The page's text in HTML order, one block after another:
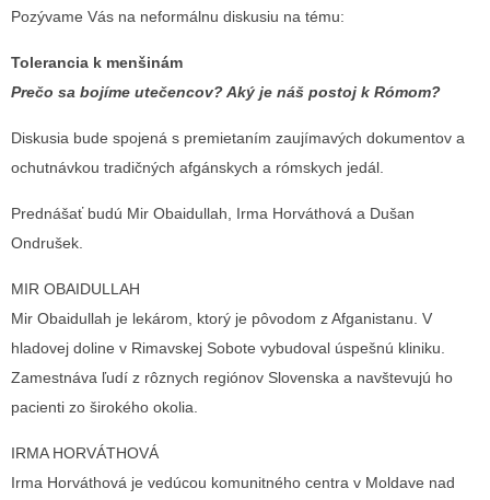
Pozývame Vás na neformálnu diskusiu na tému:
Tolerancia k menšinám
Prečo sa bojíme utečencov? Aký je náš postoj k Rómom?
Diskusia bude spojená s premietaním zaujímavých dokumentov a
ochutnávkou tradičných afgánskych a rómskych jedál.
Prednášať budú Mir Obaidullah, Irma Horváthová a Dušan
Ondrušek.
MIR OBAIDULLAH
Mir Obaidullah je lekárom, ktorý je pôvodom z Afganistanu. V
hladovej doline v Rimavskej Sobote vybudoval úspešnú kliniku.
Zamestnáva ľudí z rôznych regiónov Slovenska a navštevujú ho
pacienti zo širokého okolia.
IRMA HORVÁTHOVÁ
Irma Horváthová je vedúcou komunitného centra v Moldave nad